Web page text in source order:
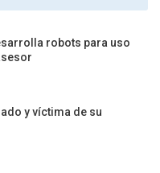
robots para uso
y víctima de su